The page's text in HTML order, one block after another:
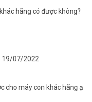
hãng có được không?
19/07/2022
cho máy con khác hãng ạ